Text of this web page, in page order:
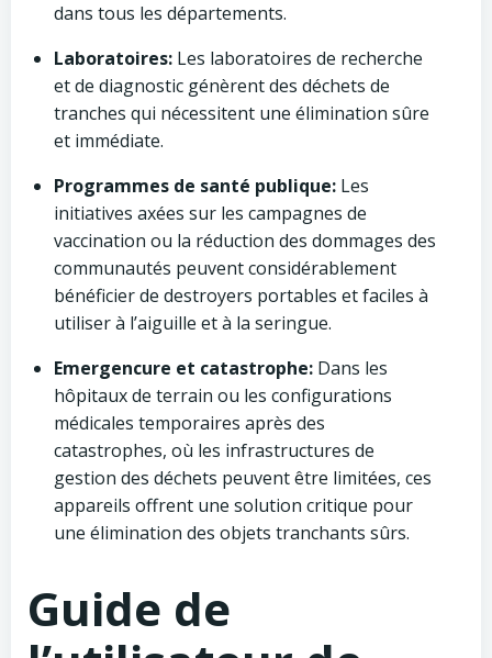
dans tous les départements.
Laboratoires: Les laboratoires de recherche
et de diagnostic génèrent des déchets de
tranches qui nécessitent une élimination sûre
et immédiate.
Programmes de santé publique: Les
initiatives axées sur les campagnes de
vaccination ou la réduction des dommages des
communautés peuvent considérablement
bénéficier de destroyers portables et faciles à
utiliser à l’aiguille et à la seringue.
Emergencure et catastrophe: Dans les
hôpitaux de terrain ou les configurations
médicales temporaires après des
catastrophes, où les infrastructures de
gestion des déchets peuvent être limitées, ces
appareils offrent une solution critique pour
une élimination des objets tranchants sûrs.
Guide de